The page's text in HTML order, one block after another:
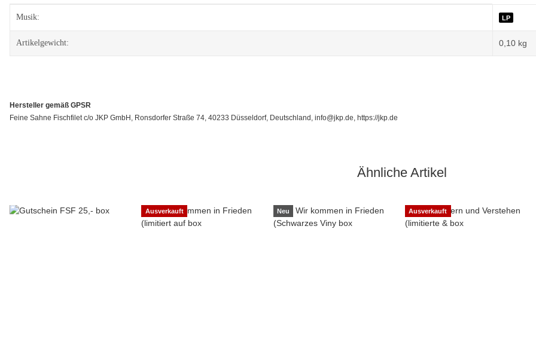
Produkteigenschaft
Wert
Musik: LP
Artikelgewicht: 0,10 kg
Hersteller gemäß GPSR
Feine Sahne Fischfilet c/o JKP GmbH, Ronsdorfer Straße 74, 40233 Düsseldorf, Deutschland, info@jkp.de, https://jkp.de
Ähnliche Artikel
Ausverkauft Neu Ausverkauft